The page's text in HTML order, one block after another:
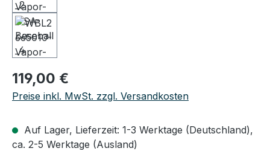
Regulärer Preis:
119,00 €
Preise inkl. MwSt. zzgl. Versandkosten
Auf Lager, Lieferzeit: 1-3 Werktage (Deutschland),
ca. 2-5 Werktage (Ausland)